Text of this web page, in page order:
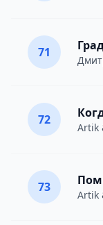
71
72
Artik
73
Artik